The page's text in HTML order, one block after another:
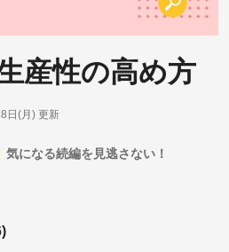
産性の高め方
気になる続編を見逃さない！
日(月)更新